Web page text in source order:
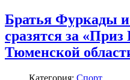
Братья Фуркады
сразятся за «Приз
Тюменской